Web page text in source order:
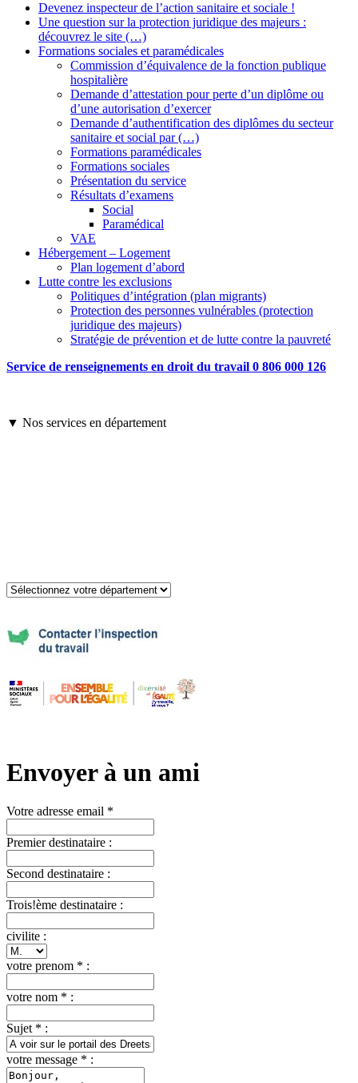
Devenez inspecteur de l’action sanitaire et sociale !
Une question sur la protection juridique des majeurs :
découvrez le site (…)
Formations sociales et paramédicales
Commission d’équivalence de la fonction publique
hospitalière
Demande d’attestation pour perte d’un diplôme ou
d’une autorisation d’exercer
Demande d’authentification des diplômes du secteur
sanitaire et social par (…)
Formations paramédicales
Formations sociales
Présentation du service
Résultats d’examens
Social
Paramédical
VAE
Hébergement – Logement
Plan logement d’abord
Lutte contre les exclusions
Politiques d’intégration (plan migrants)
Protection des personnes vulnérables (protection
juridique des majeurs)
Stratégie de prévention et de lutte contre la pauvreté
Service de renseignements en droit du travail 0 806 000 126
▼ Nos services en département
Envoyer à un ami
Votre adresse email *
Premier destinataire :
Second destinataire :
Trois!ème destinataire :
civilite :
votre prenom * :
votre nom * :
Sujet * :
votre message * :